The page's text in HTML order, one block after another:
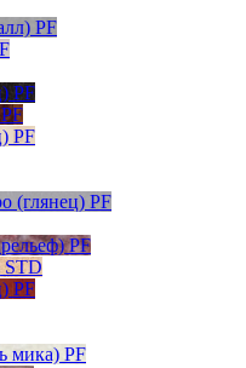
PF
PF
PF
(глянец) PF
PF
STD
PF
мика) PF